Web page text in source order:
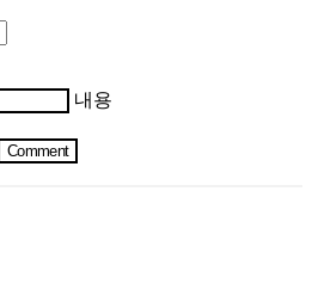
내용
Comment